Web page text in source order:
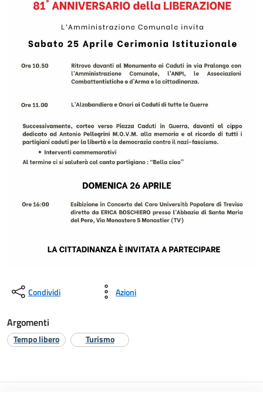
Condividi Azioni
Argomenti
Tempo libero Turismo